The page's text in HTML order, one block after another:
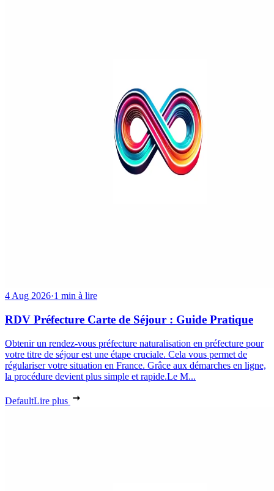
4 Aug 2026·1 min à lire
RDV Préfecture Carte de Séjour : Guide Pratique
Obtenir un rendez-vous préfecture naturalisation en préfecture pour
votre titre de séjour est une étape cruciale. Cela vous permet de
régulariser votre situation en France. Grâce aux démarches en ligne,
la procédure devient plus simple et rapide.Le M...
DefaultLire plus